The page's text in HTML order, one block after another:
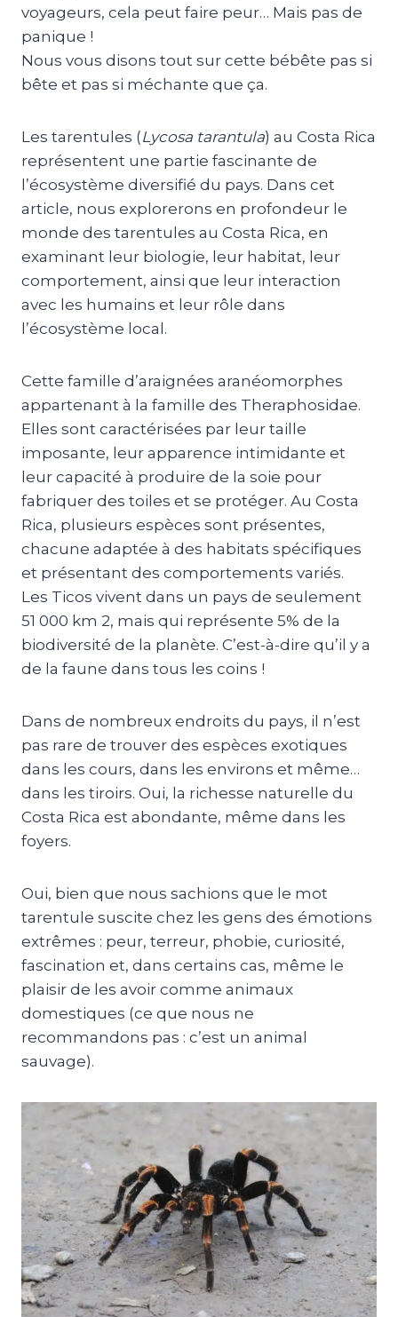
voyageurs, cela peut faire peur… Mais pas de
panique !
Nous vous disons tout sur cette bébête pas si
bête et pas si méchante que ça.
Les tarentules (Lycosa tarantula) au Costa Rica
représentent une partie fascinante de
l’écosystème diversifié du pays. Dans cet
article, nous explorerons en profondeur le
monde des tarentules au Costa Rica, en
examinant leur biologie, leur habitat, leur
comportement, ainsi que leur interaction
avec les humains et leur rôle dans
l’écosystème local.
Cette famille d’araignées aranéomorphes
appartenant à la famille des Theraphosidae.
Elles sont caractérisées par leur taille
imposante, leur apparence intimidante et
leur capacité à produire de la soie pour
fabriquer des toiles et se protéger. Au Costa
Rica, plusieurs espèces sont présentes,
chacune adaptée à des habitats spécifiques
et présentant des comportements variés.
Les Ticos vivent dans un pays de seulement
51 000 km 2, mais qui représente 5% de la
biodiversité de la planète. C’est-à-dire qu’il y a
de la faune dans tous les coins !
Dans de nombreux endroits du pays, il n’est
pas rare de trouver des espèces exotiques
dans les cours, dans les environs et même…
dans les tiroirs. Oui, la richesse naturelle du
Costa Rica est abondante, même dans les
foyers.
Oui, bien que nous sachions que le mot
tarentule suscite chez les gens des émotions
extrêmes : peur, terreur, phobie, curiosité,
fascination et, dans certains cas, même le
plaisir de les avoir comme animaux
domestiques (ce que nous ne
recommandons pas : c’est un animal
sauvage).